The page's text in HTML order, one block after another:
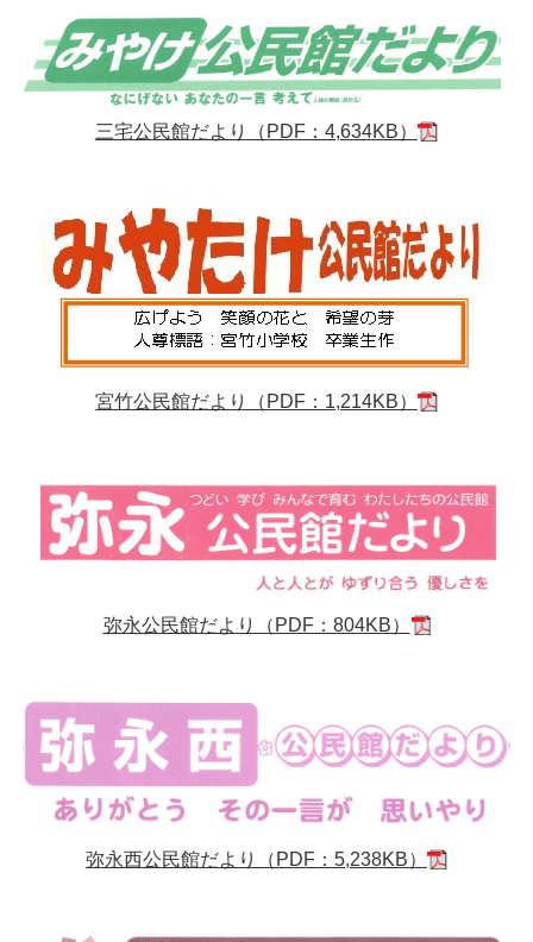
三宅公民館だより（PDF：4,634KB）
宮竹公民館だより（PDF：1,214KB）
弥永公民館だより（PDF：804KB）
弥永西公民館だより（PDF：5,238KB）